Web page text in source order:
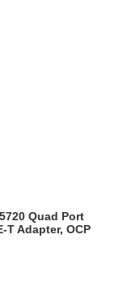
Quad Port
T Adapter, OCP